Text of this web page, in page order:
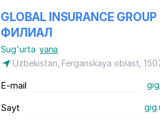
GLOBAL INSURANCE
ФИЛИАЛ
Sug'urta yana
Uzbekistan, Ferganskaya oblast,
E-mail
Sayt